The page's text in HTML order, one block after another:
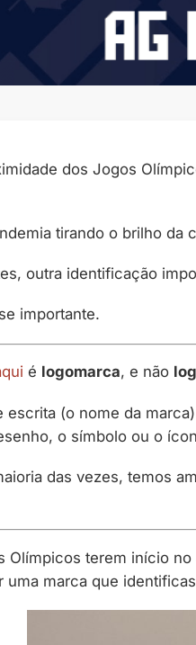
dos Jogos
tirando o brilho da
outra identificação
importante.
é logomarca, e não
escrita (o nome da
o símbolo ou o
das vezes, temos
Olímpicos terem início
uma marca que